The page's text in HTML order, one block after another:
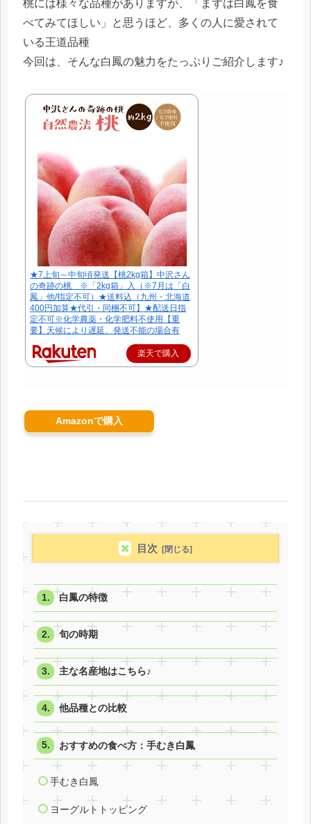
桃には様々な品種がありますが、「まずは白鳳を食
べてみてほしい」と思うほど、多くの人に愛されて
いる王道品種
今回は、そんな白鳳の魅力をたっぷりご紹介します♪
★7上旬～中旬頃発送【桃2kg箱】中沢さん
の奇跡の桃 ※「2kg箱」入（※7月は「白
鳳」他/指定不可）★送料込（九州・北海道
400円加算★代引・同梱不可】★配送日指
定不可※化学農薬・化学肥料不使用【重
要】天候により遅延、発送不能の場合有
楽天で購入
Amazonで購入
目次
白鳳の特徴
旬の時期
主な名産地はこちら♪
他品種との比較
おすすめの食べ方：手むき白鳳
手むき白鳳
ヨーグルトトッピング